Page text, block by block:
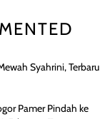
Syahrini, Terbaru
Pamer Pindah ke